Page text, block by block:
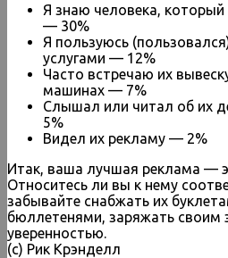
Я знаю человека,
— 30%
Я пользуюсь
услугами — 12%
Часто встречаю их
машинах — 7%
Слышал или читал об их
5%
Видел их рекламу — 2%
Итак, ваша лучшая реклама —
Относитесь ли вы к нему
забывайте снабжать их
бюллетенями, заряжать своим
уверенностью.
(с) Рик Крэнделл